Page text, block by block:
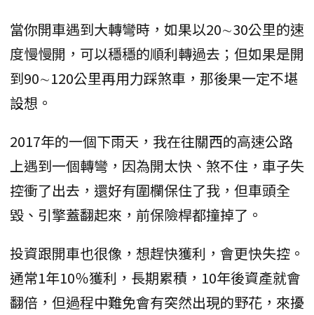
當你開車遇到大轉彎時，如果以20∼30公里的速
度慢慢開，可以穩穩的順利轉過去；但如果是開
到90∼120公里再用力踩煞車，那後果一定不堪
設想。
2017年的一個下雨天，我在往關西的高速公路
上遇到一個轉彎，因為開太快、煞不住，車子失
控衝了出去，還好有圍欄保住了我，但車頭全
毀、引擎蓋翻起來，前保險桿都撞掉了。
投資跟開車也很像，想趕快獲利，會更快失控。
通常1年10％獲利，長期累積，10年後資產就會
翻倍，但過程中難免會有突然出現的野花，來擾